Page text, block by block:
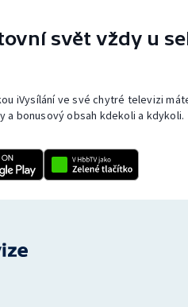
svět vždy u
iVysílání ve své chytré televizi
a bonusový obsah kdekoli a kdykoli.